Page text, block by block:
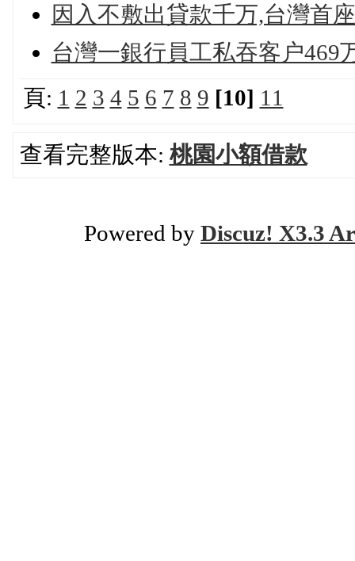
因入不敷出貸款千万,台灣首
台灣一銀行員工私吞客户469
頁: 1 2 3 4 5 6 7 8 9 [10] 11
查看完整版本: 桃園小額借款
Powered by Discuz! X3.3